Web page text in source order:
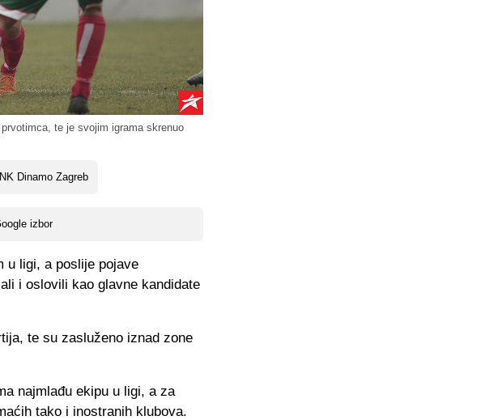
te je svojim igrama skrenuo
Dinamo Zagreb
izbor
u ligi, a poslije pojave
i oslovili kao glavne kandidate
te su zasluženo iznad zone
najmlađu ekipu u ligi, a za
tako i inostranih klubova.